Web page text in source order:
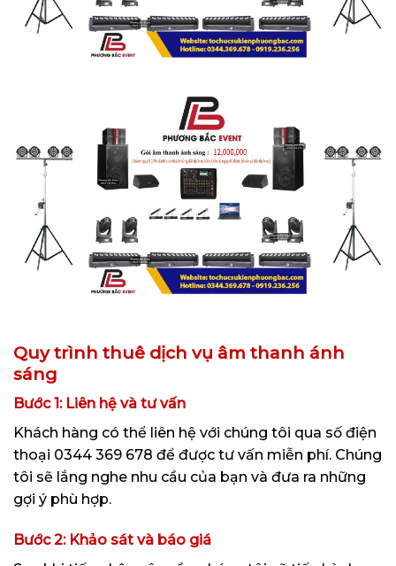
Quy trình thuê dịch vụ âm thanh ánh
sáng
Bước 1: Liên hệ và tư vấn
Khách hàng có thể liên hệ với chúng tôi qua số điện
thoại 0344 369 678 để được tư vấn miễn phí. Chúng
tôi sẽ lắng nghe nhu cầu của bạn và đưa ra những
gợi ý phù hợp.
Bước 2: Khảo sát và báo giá